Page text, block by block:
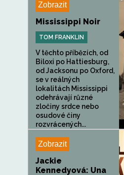
Zobrazit
Mississippi Noir
TOM FRANKLIN
V těchto příbězích, od
Biloxi po Hattiesburg,
od Jacksonu po Oxford,
se v reálných
lokalitách Mississippi
odehrávají různé
zločiny srdce nebo
osudové činy
rozvrácených...
Zobrazit
Jackie
Kennedyová: Una